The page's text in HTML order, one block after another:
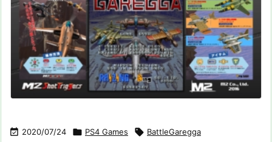
 2020/07/24  PS4 Games  BattleGaregga